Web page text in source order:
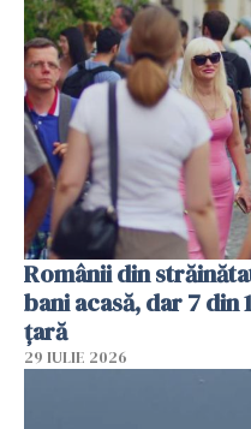
Românii din
bani acasă, dar 7
țară
29 IULIE 2026